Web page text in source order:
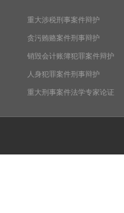
重大涉税刑事案件辩护
贪污贿赂案件刑事辩护
销毁会计账簿犯罪案件辩护
人身犯罪案件刑事辩护
重大刑事案件法学专家论证